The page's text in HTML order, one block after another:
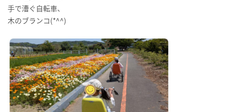
手で漕ぐ自転車、
木のブランコ(*^^)